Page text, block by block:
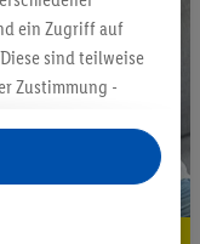
ein Zugriff auf
sind teilweise
Zustimmung -
IAB TCF
Werbung